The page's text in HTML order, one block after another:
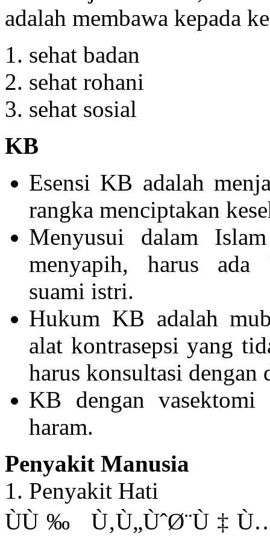
adalah membawa kepada
sehat badan
sehat rohani
sehat sosial
KB
Esensi KB adalah
rangka menciptakan
Menyusui dalam
menyapih, harus ada
suami istri.
Hukum KB adalah
alat kontrasepsi yang
harus konsultasi dengan
KB dengan
haram.
Penyakit Manusia
1. Penyakit Hati
ÙÙ‰